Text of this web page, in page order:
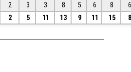
2 3 3 8 5 6 8
2 5 11 13 9 11 15